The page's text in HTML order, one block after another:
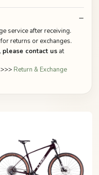
service after receiving.
returns or exchanges.
please contact us at
Return & Exchange